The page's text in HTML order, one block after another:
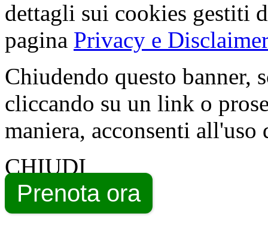
dettagli sui cookies gestiti
pagina Privacy e Disclaimer
Chiudendo questo banner,
cliccando su un link o
maniera, acconsenti all'uso
CHIUDI
Prenota ora